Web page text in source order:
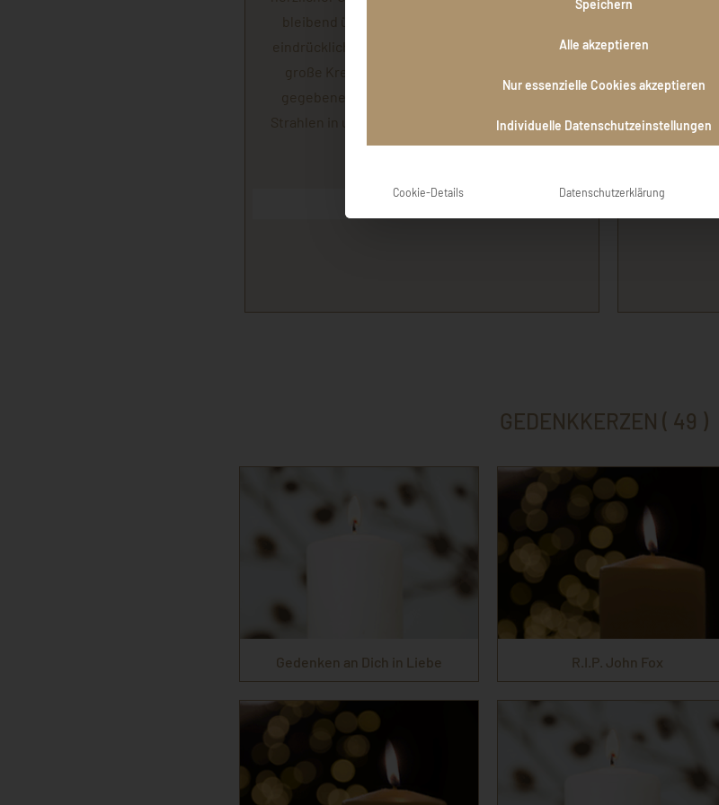
meinen
bleibend über die einzigartige, fröhliche und
eindrückliche Zeit miteinander! Deine Liebe hat
große Kreise gezogen und Dein Dir von Gott
gegebenes Licht, hinterlässt viele bleibende
Strahlen in uns! Big Hug!
🕊
GEDENKKERZEN ( 49 )
Gedenken an Dich in Liebe R.I.P. John Fox
Speichern
Alle akzeptieren
Nur essenzielle Cookies akzeptieren
Individuelle Datenschutzeinstellungen
Cookie-Details Datenschutzerklärung